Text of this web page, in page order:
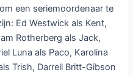
een seriemoordenaar te
Ed Westwick als Kent,
Rotherberg als Jack,
Luna als Paco, Karolina
Trish, Darrell Britt-Gibson